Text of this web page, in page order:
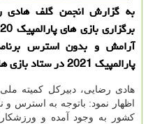
به گزارش انجمن گلف هادی
آرامش و بدون استرس
پارالمپیك 2021 در ستاد بازی ها تدوین نماییم.
هادی رضایی، دبیركل كمیته ملی
اظهار نمود: باتوجه به استرس
كشور به وجود آمده و